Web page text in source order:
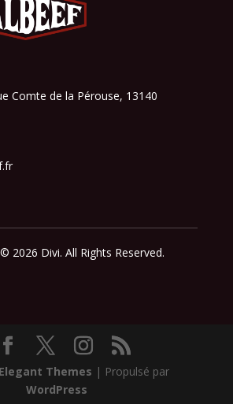
Comte de la Pérouse, 13140
2026 Divi. All Rights Reserved.
Elegant Themes | Propulsé par
WordPress